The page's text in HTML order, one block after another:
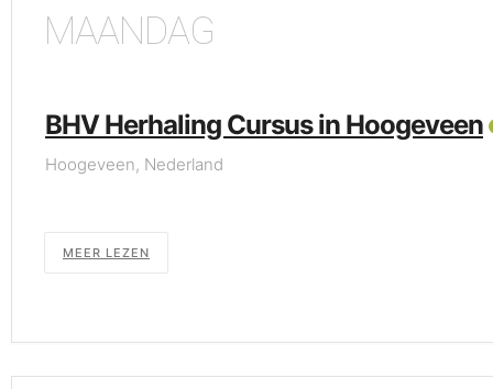
MAANDAG
BHV Herhaling Cursus in Hoogeveen
Hoogeveen, Nederland
MEER LEZEN